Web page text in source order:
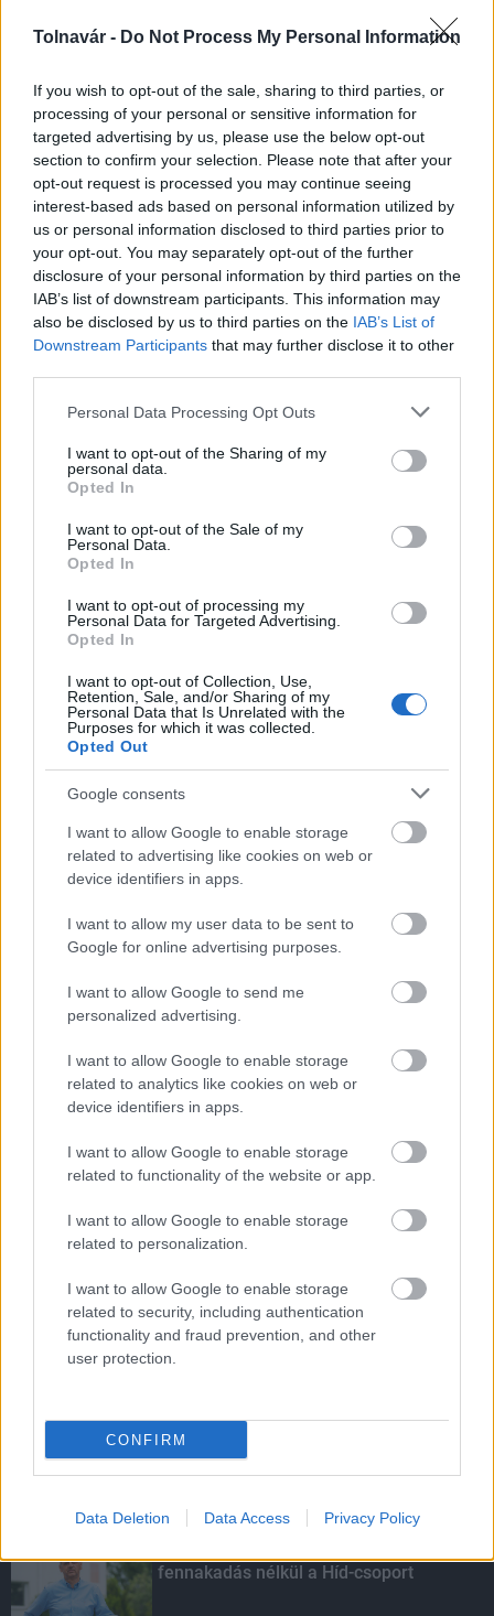
Tolnavár - Do Not Process My Personal Information
If you wish to opt-out of the sale, sharing to third parties, or
processing of your personal or sensitive information for
targeted advertising by us, please use the below opt-out
section to confirm your selection. Please note that after your
opt-out request is processed you may continue seeing
interest-based ads based on personal information utilized by
us or personal information disclosed to third parties prior to
your opt-out. You may separately opt-out of the further
disclosure of your personal information by third parties on the
IAB’s list of downstream participants. This information may
also be disclosed by us to third parties on the IAB’s List of
Downstream Participants that may further disclose it to other
Please note that this website/app uses one or more Google
not limited to your visit or usage behaviour. You may click to
grant or deny consent to Google and its third-party tags to
use your data for below specified purposes in below Google
consent section.
Personal Data Processing Opt Outs
I want to opt-out of the Sharing of my
personal data.
Opted In
I want to opt-out of the Sale of my
Personal Data.
Opted In
I want to opt-out of processing my
Personal Data for Targeted Advertising.
Opted In
I want to opt-out of Collection, Use,
Retention, Sale, and/or Sharing of my
Personal Data that Is Unrelated with the
Purposes for which it was collected.
Opted Out
Google consents
I want to allow Google to enable storage
related to advertising like cookies on web or
device identifiers in apps.
I want to allow my user data to be sent to
Google for online advertising purposes.
I want to allow Google to send me
personalized advertising.
I want to allow Google to enable storage
related to analytics like cookies on web or
device identifiers in apps.
I want to allow Google to enable storage
related to functionality of the website or app.
I want to allow Google to enable storage
related to personalization.
I want to allow Google to enable storage
related to security, including authentication
functionality and fraud prevention, and other
user protection.
CONFIRM
Data Deletion Data Access Privacy Policy
HÍRLEVÉL
Név
E-mail cím
Feliratkozom a hírlevélre és elfogadom azadatvédelmi
szabályzatot!
FELIRATKOZÁS
Országos hírek
MEGÉRKEZETT AZ ESŐ A DUNA
VÍZGYŰJTŐJÉRE
Országos hírek
KECSKEMÉTEN IS SZAKIRÁNYÚ
TOVÁBBKÉPZÉSEKKEL ERŐSÍT A GÁL FERENC
EGYETEM
Országos hírek szúnyogirtás szúnyog
A lakosságra is fontos szerep hárul a
Országos hírek WWF vízgazdálkodás
Túlfogyasztás napja - július 30-ra
felhasználta az emberiség a Föld egész
évre elegendő erőforrásait
HIRDETÉS
HIRDETÉS
Indul a diákok pénzügyi ismereteit
erősítő Pénz7 programsorozat
Budapest-Pécs, Budapest-Szolnok:
gyorsabb és biztonságosabb lett a vasút
fennakadás nélkül a Híd-csoport